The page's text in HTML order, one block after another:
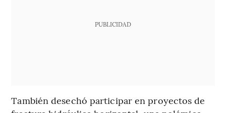
PUBLICIDAD
También desechó participar en proyectos de